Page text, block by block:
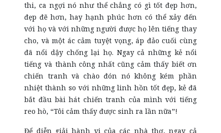
thi, ca ngợi nó như thể chẳng có gì tốt đẹp hơn,
đẹp đẽ hơn, hay hạnh phúc hơn có thể xảy đến
với họ và với những người được họ lên tiếng thay
cho, và một ác cảm tuyệt vọng, áp đảo cuối cùng
đã nổi dậy chống lại họ. Ngay cả những kẻ nổi
tiếng và thành công nhất cũng cảm thấy biết ơn
chiến tranh và chào đón nó không kém phần
nhiệt thành so với những linh hồn tốt đẹp, kẻ đã
bắt đầu bài hát chiến tranh của mình với tiếng
reo hò, “Tôi cảm thấy được sinh ra lần nữa”!
Để diễn giải hành vi của các nhà thơ, ngay cả